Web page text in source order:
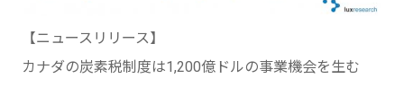
【ニュースリリース】
カナダの炭素税制度は1,200億ドルの事業機会を生む